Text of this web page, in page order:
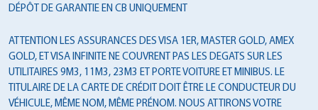
DÉPÔT DE GARANTIE EN CB UNIQUEMENT
ATTENTION LES ASSURANCES DES VISA 1ER, MASTER GOLD, AMEX
GOLD, ET VISA INFINITE NE COUVRENT PAS LES DEGATS SUR LES
UTILITAIRES 9M3, 11M3, 23M3 ET PORTE VOITURE ET MINIBUS. LE
TITULAIRE DE LA CARTE DE CRÉDIT DOIT ÊTRE LE CONDUCTEUR DU
VÉHICULE, MÊME NOM, MÊME PRÉNOM. NOUS ATTIRONS VOTRE